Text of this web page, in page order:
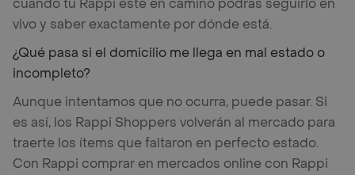
cuando tu Rappi esté en camino podrás seguirlo en
vivo y saber exactamente por dónde está.
¿Qué pasa si el domicilio me llega en mal estado o
incompleto?
Aunque intentamos que no ocurra, puede pasar. Si
es así, los Rappi Shoppers volverán al mercado para
traerte los ítems que faltaron en perfecto estado.
Con Rappi comprar en mercados online con Rappi